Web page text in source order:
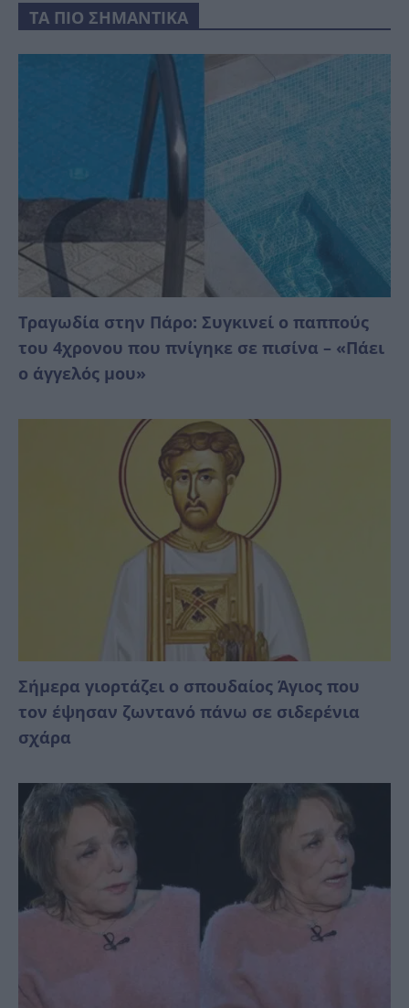
ΤΑ ΠΙΟ ΣΗΜΑΝΤΙΚΑ
Τραγωδία στην Πάρο: Συγκινεί ο παππούς
του 4χρονου που πνίγηκε σε πισίνα – «Πάει
ο άγγελός μου»
Σήμερα γιορτάζει ο σπουδαίος Άγιος που
τον έψησαν ζωντανό πάνω σε σιδερένια
σχάρα